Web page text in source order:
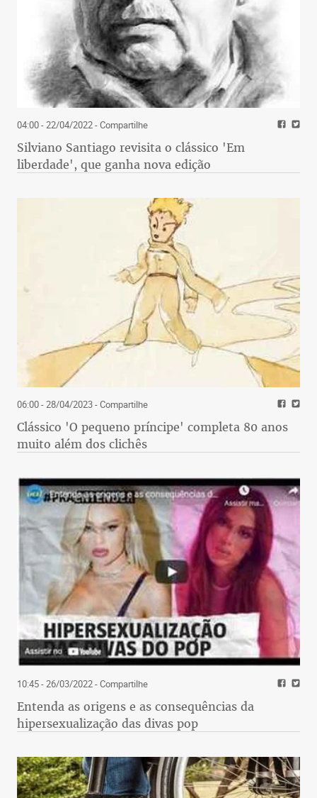
04:00 - 22/04/2022- Compartilhe
Silviano Santiago revisita o clássico 'Em
liberdade', que ganha nova edição
06:00 - 28/04/2023- Compartilhe
Clássico 'O pequeno príncipe' completa 80 anos
muito além dos clichês
10:45 - 26/03/2022- Compartilhe
Entenda as origens e as consequências da
hipersexualização das divas pop